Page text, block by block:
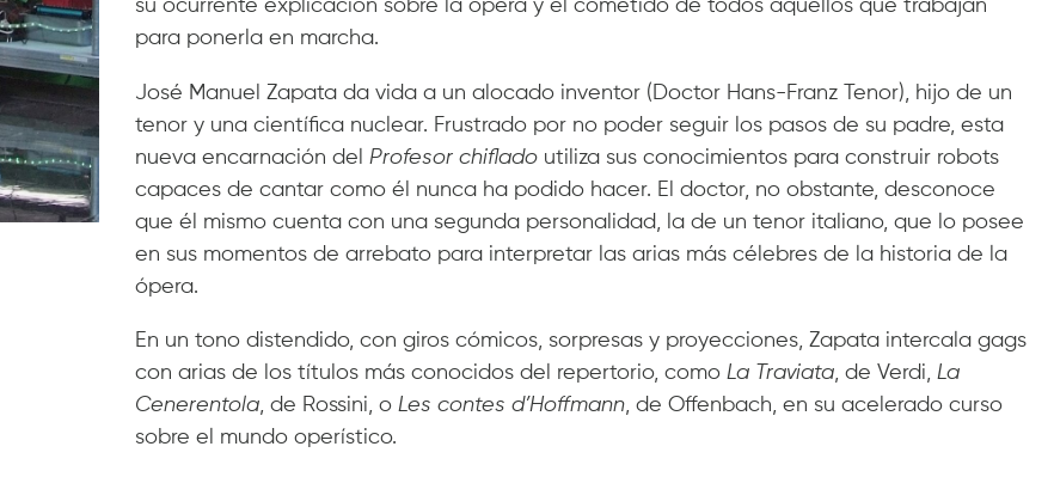
su ocurrente explicación sobre la ópera y el cometido de todos aquellos que trabajan
para ponerla en marcha.
José Manuel Zapata da vida a un alocado inventor (Doctor Hans-Franz Tenor), hijo de un
tenor y una científica nuclear. Frustrado por no poder seguir los pasos de su padre, esta
nueva encarnación del Profesor chiflado utiliza sus conocimientos para construir robots
capaces de cantar como él nunca ha podido hacer. El doctor, no obstante, desconoce
que él mismo cuenta con una segunda personalidad, la de un tenor italiano, que lo posee
en sus momentos de arrebato para interpretar las arias más célebres de la historia de la
ópera.
En un tono distendido, con giros cómicos, sorpresas y proyecciones, Zapata intercala gags
con arias de los títulos más conocidos del repertorio, como La Traviata, de Verdi, La
Cenerentola, de Rossini, o Les contes d’Hoffmann, de Offenbach, en su acelerado curso
sobre el mundo operístico.